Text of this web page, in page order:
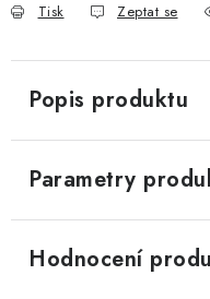
Tisk Zeptat se
Popis produktu
Parametry
Hodnocení